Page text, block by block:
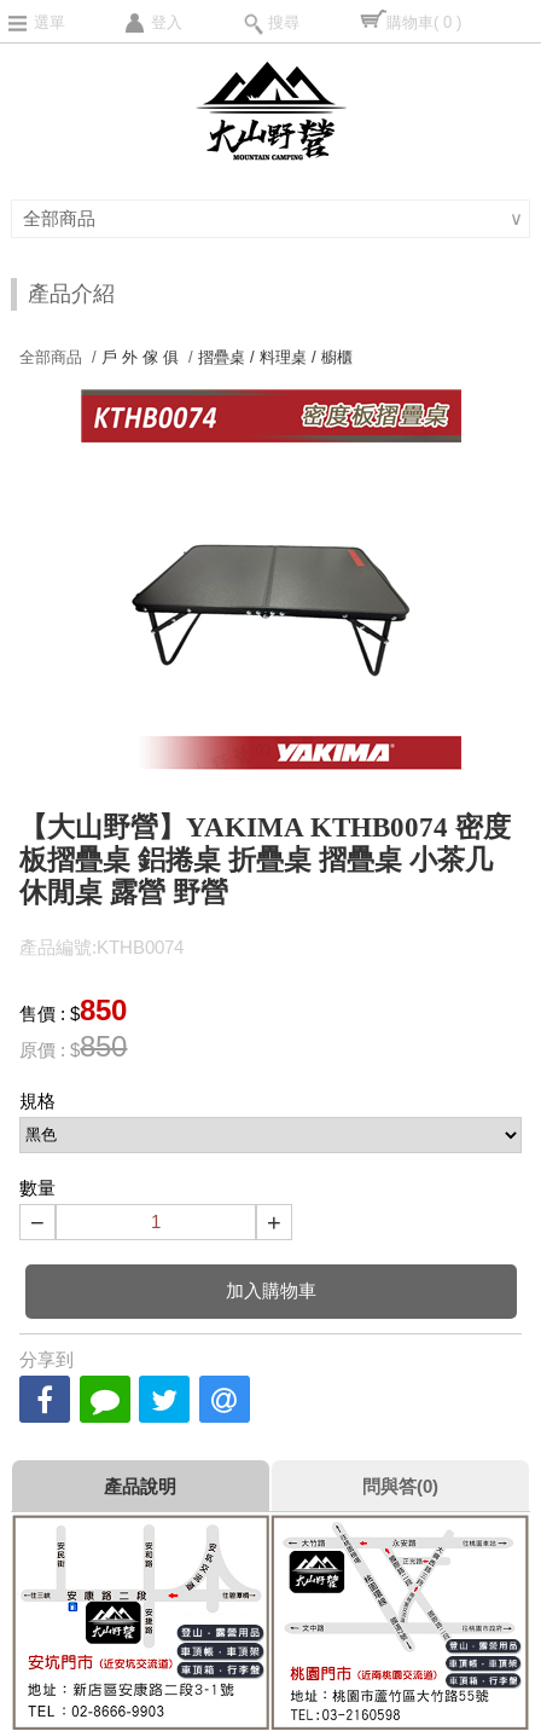
選單 登入 搜尋 購物車( 0 )
全部商品 ∨
產品介紹
全部商品 / 戶 外 傢 俱 /摺疊桌 / 料理桌 / 櫥櫃
【大山野營】YAKIMA KTHB0074 密度
板摺疊桌 鋁捲桌 折疊桌 摺疊桌 小茶几
休閒桌 露營 野營
產品編號:KTHB0074
售價 : $850
原價 : $850
規格
數量
− +
加入購物車
分享到
產品說明 問與答(0)